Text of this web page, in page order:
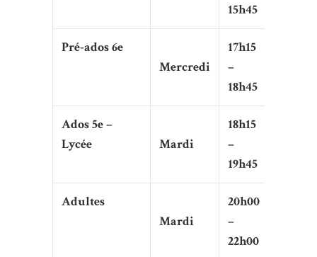
15h45
Pré-ados 6e
Mercredi
17h15
–
18h45
Ados 5e –
Lycée
Mardi
18h15
–
19h45
Adultes
Mardi
20h00
–
22h00